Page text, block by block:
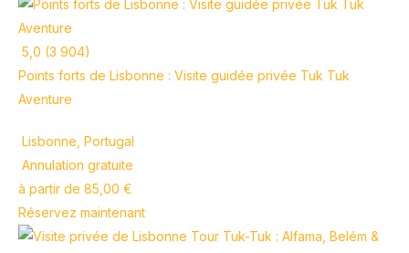
5,0 (3 904)
Points forts de Lisbonne : Visite guidée privée Tuk Tuk
Aventure
Lisbonne, Portugal
Annulation gratuite
à partir de 85,00 €
Réservez maintenant